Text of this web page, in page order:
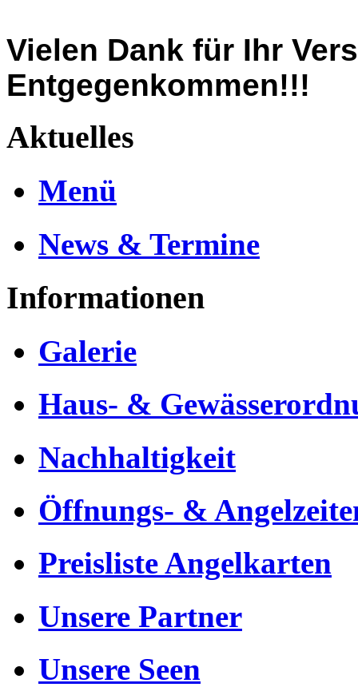
Vielen Dank für Ihr
Entgegenkommen!!!
Aktuelles
Menü
News & Termine
Informationen
Galerie
Haus- &
Nachhaltigkeit
Öffnungs- &
Preisliste Angelkarten
Unsere Partner
Unsere Seen